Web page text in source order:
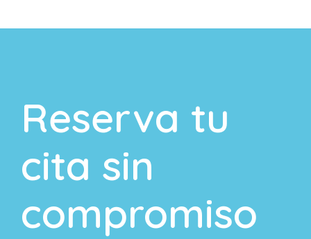
Reserva tu
cita sin
compromiso